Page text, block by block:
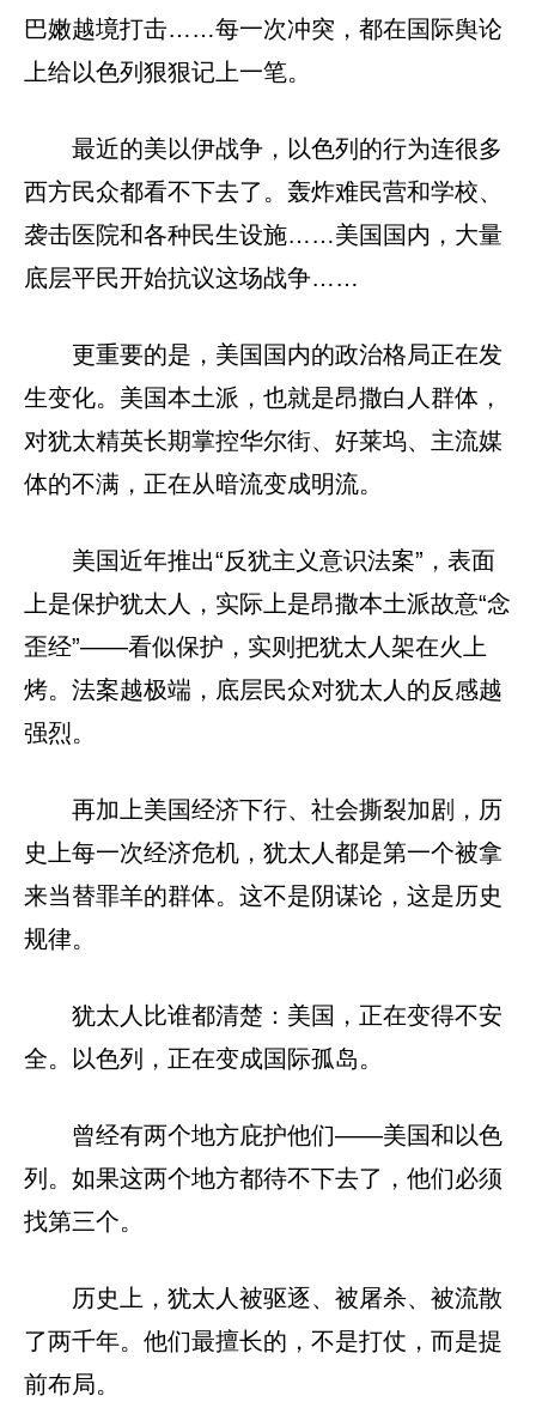
巴嫩越境打击……每一次冲突，都在国际舆论
上给以色列狠狠记上一笔。
最近的美以伊战争，以色列的行为连很多
西方民众都看不下去了。轰炸难民营和学校、
袭击医院和各种民生设施……美国国内，大量
底层平民开始抗议这场战争……
更重要的是，美国国内的政治格局正在发
生变化。美国本土派，也就是昂撒白人群体，
对犹太精英长期掌控华尔街、好莱坞、主流媒
体的不满，正在从暗流变成明流。
美国近年推出“反犹主义意识法案”，表面
上是保护犹太人，实际上是昂撒本土派故意“念
歪经”——看似保护，实则把犹太人架在火上
烤。法案越极端，底层民众对犹太人的反感越
强烈。
再加上美国经济下行、社会撕裂加剧，历
史上每一次经济危机，犹太人都是第一个被拿
来当替罪羊的群体。这不是阴谋论，这是历史
规律。
犹太人比谁都清楚：美国，正在变得不安
全。以色列，正在变成国际孤岛。
曾经有两个地方庇护他们——美国和以色
列。如果这两个地方都待不下去了，他们必须
找第三个。
历史上，犹太人被驱逐、被屠杀、被流散
了两千年。他们最擅长的，不是打仗，而是提
前布局。